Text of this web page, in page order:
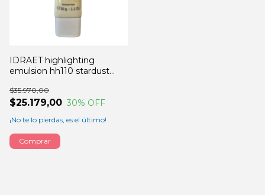
IDRAET highlighting
emulsion hh110 stardust
$25.179,00
$35.970,00
30% OFF
¡No te lo pierdas, es el último!